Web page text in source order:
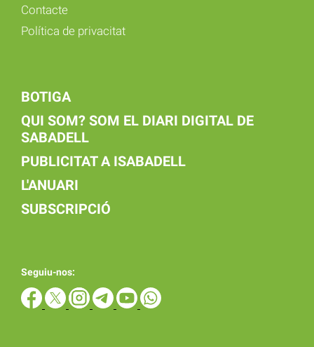
Contacte
Política de privacitat
BOTIGA
QUI SOM? SOM EL DIARI DIGITAL DE
SABADELL
PUBLICITAT A ISABADELL
L'ANUARI
SUBSCRIPCIÓ
Seguiu-nos: